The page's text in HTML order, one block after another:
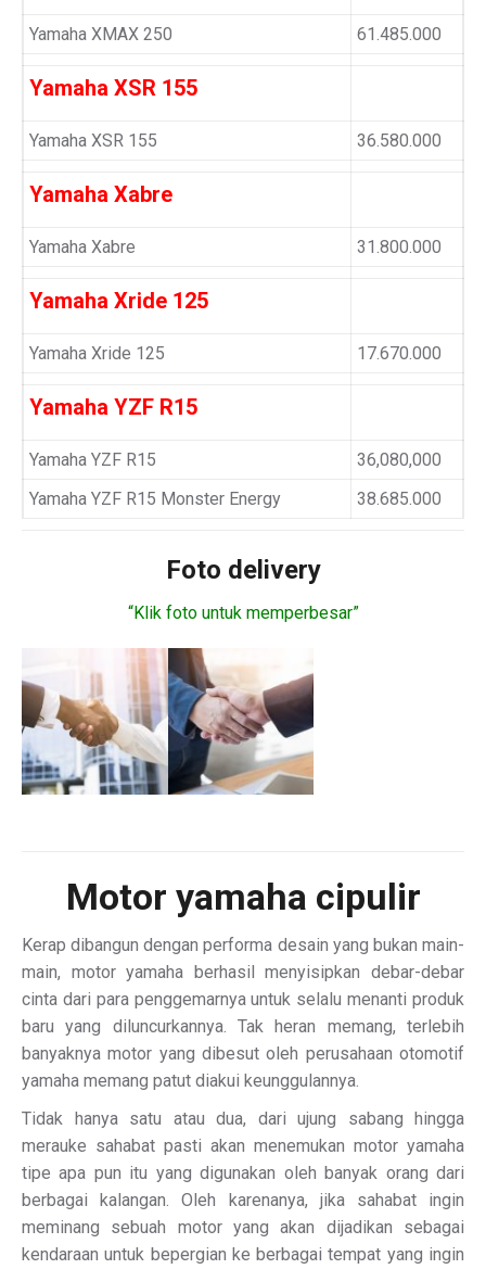
Yamaha XMAX 250 61.485.000
Yamaha XSR 155
Yamaha XSR 155 36.580.000
Yamaha Xabre
Yamaha Xabre 31.800.000
Yamaha Xride 125
Yamaha Xride 125 17.670.000
Yamaha YZF R15
Yamaha YZF R15
36,080,000
Yamaha YZF R15 Monster Energy
38.685.000
Foto delivery
“Klik foto untuk memperbesar”
Motor yamaha cipulir
Kerap dibangun dengan performa desain yang bukan main-
main, motor yamaha berhasil menyisipkan debar-debar
cinta dari para penggemarnya untuk selalu menanti produk
baru yang diluncurkannya. Tak heran memang, terlebih
banyaknya motor yang dibesut oleh perusahaan otomotif
yamaha memang patut diakui keunggulannya.
Tidak hanya satu atau dua, dari ujung sabang hingga
merauke sahabat pasti akan menemukan motor yamaha
tipe apa pun itu yang digunakan oleh banyak orang dari
berbagai kalangan. Oleh karenanya, jika sahabat ingin
meminang sebuah motor yang akan dijadikan sebagai
kendaraan untuk bepergian ke berbagai tempat yang ingin